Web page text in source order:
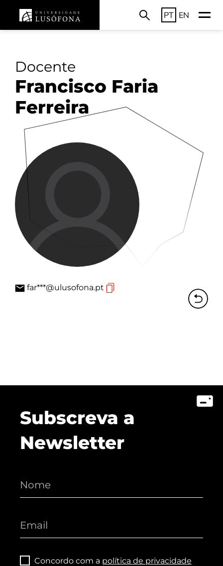
PT EN
Docente
Francisco Faria
Ferreira
far***@ulusofona.pt
Subscreva a
Newsletter
Concordo com a política de privacidade